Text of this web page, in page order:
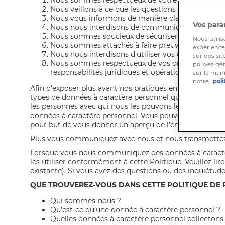
Nous veillons à ce que les questions de
Nous vous informons de manière claire que vos
Nous nous interdisons de communiquer ou de
Nous sommes soucieux de sécuriser et de
Nous sommes attachés à faire preuve
Nous nous interdisons d’utiliser vos données à
Nous sommes respectueux de vos droits et
responsabilités juridiques et opérationnelles.
Afin d’exposer plus avant nos pratiques en matière de
types de données à caractère personnel que nous
les personnes avec qui nous les pouvons les
données à caractère personnel. Vous pouvez bien sûr
pour but de vous donner un aperçu de l’ensemble des
Plus vous communiquez avec nous et nous
Lorsque vous nous communiquez des données à
les utiliser conformément à cette Politique. Veuillez
existante). Si vous avez des questions ou des
QUE TROUVEREZ-VOUS DANS CETTE POLITIQUE
Qui sommes-nous ?
Qu’est-ce qu’une donnée à caractère personnel ?
Quelles données à caractère personnel
Vos
Nous
sur des
pouvez
sur la
notre